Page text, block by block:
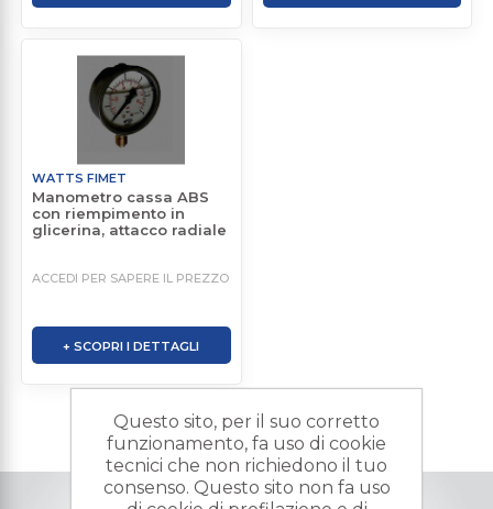
WATTS FIMET
Manometro cassa ABS
con riempimento in
glicerina, attacco radiale
ACCEDI PER SAPERE IL PREZZO
+ SCOPRI I DETTAGLI
Questo sito, per il suo corretto
funzionamento, fa uso di cookie
tecnici che non richiedono il tuo
consenso. Questo sito non fa uso